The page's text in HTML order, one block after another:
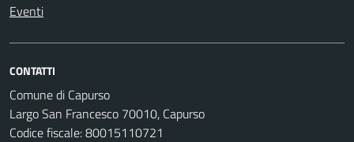
Eventi
CONTATTI
Comune di Capurso
Largo San Francesco 70010, Capurso
Codice fiscale: 80015110721